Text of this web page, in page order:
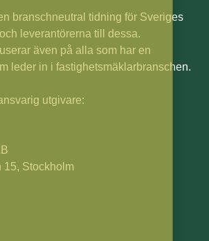
branschneutral tidning för Sveriges
leverantörerna till dessa.
även på alla som har en
leder in i fastighetsmäklarbranschen.
utgivare:
15, Stockholm